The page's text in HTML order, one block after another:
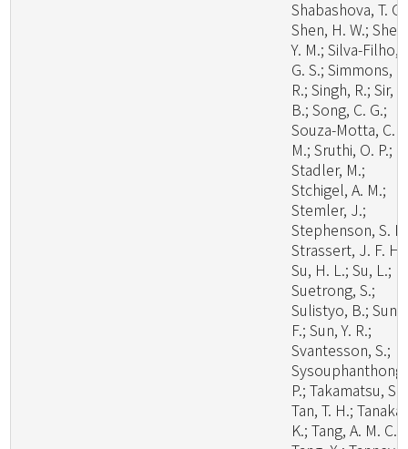
Shabashova, T.
Shen, H. W.;
Y. M.; Silva-Filho,
G. S.; Simmons,
R.; Singh, R.; Sir,
B.; Song, C. G.;
Souza-Motta, C.
M.; Sruthi, O. P.;
Stadler, M.;
Stchigel, A. M.;
Stemler, J.;
Stephenson, S.
Strassert, J. F. H.;
Su, H. L.; Su, L.;
Suetrong, S.;
Sulistyo, B.; Sun,
F.; Sun, Y. R.;
Svantesson, S.;
Sysouphanthong,
P.; Takamatsu, S.;
Tan, T. H.; Tanaka,
K.; Tang, A. M. C.;